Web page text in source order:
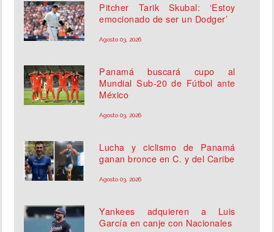
Pitcher Tarik Skubal: ‘Estoy
emocionado de ser un Dodger’
Agosto 03, 2026
Panamá buscará cupo al
Mundial Sub-20 de Fútbol ante
México
Agosto 03, 2026
Lucha y ciclismo de Panamá
ganan bronce en C. y del Caribe
Agosto 03, 2026
Yankees adquieren a Luis
García en canje con Nacionales